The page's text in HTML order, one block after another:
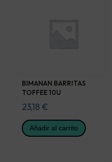
BIMANAN BARRITAS
TOFFEE 10U
23,18 €
Añadir al carrito